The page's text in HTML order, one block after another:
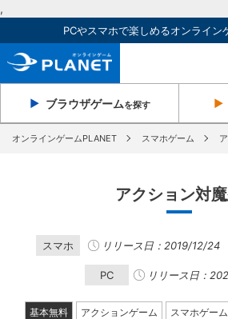
,
PCやスマホで楽しめるオンライン
ブラウザゲームを探す
オンラインゲームPLANET スマホゲーム
アクション対
スマホ リリース日：2019/12/24
PC リリース日：
基本無料 アクションゲーム スマホゲーム